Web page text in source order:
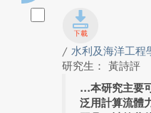
/ 水利及海洋工程
研究生： 黃詩評
本研究主要
泛用計算流體